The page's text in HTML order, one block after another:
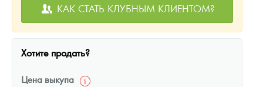
КАК СТАТЬ КЛУБНЫМ КЛИЕНТОМ?
Хотите продать?
Цена выкупа